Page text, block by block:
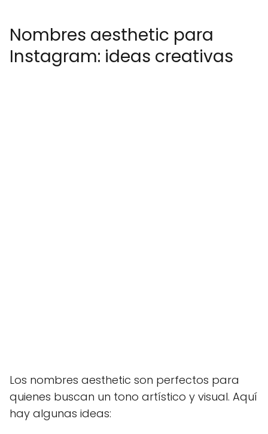
Nombres aesthetic para
Instagram: ideas creativas
Los nombres aesthetic son perfectos para
quienes buscan un tono artístico y visual. Aquí
hay algunas ideas: